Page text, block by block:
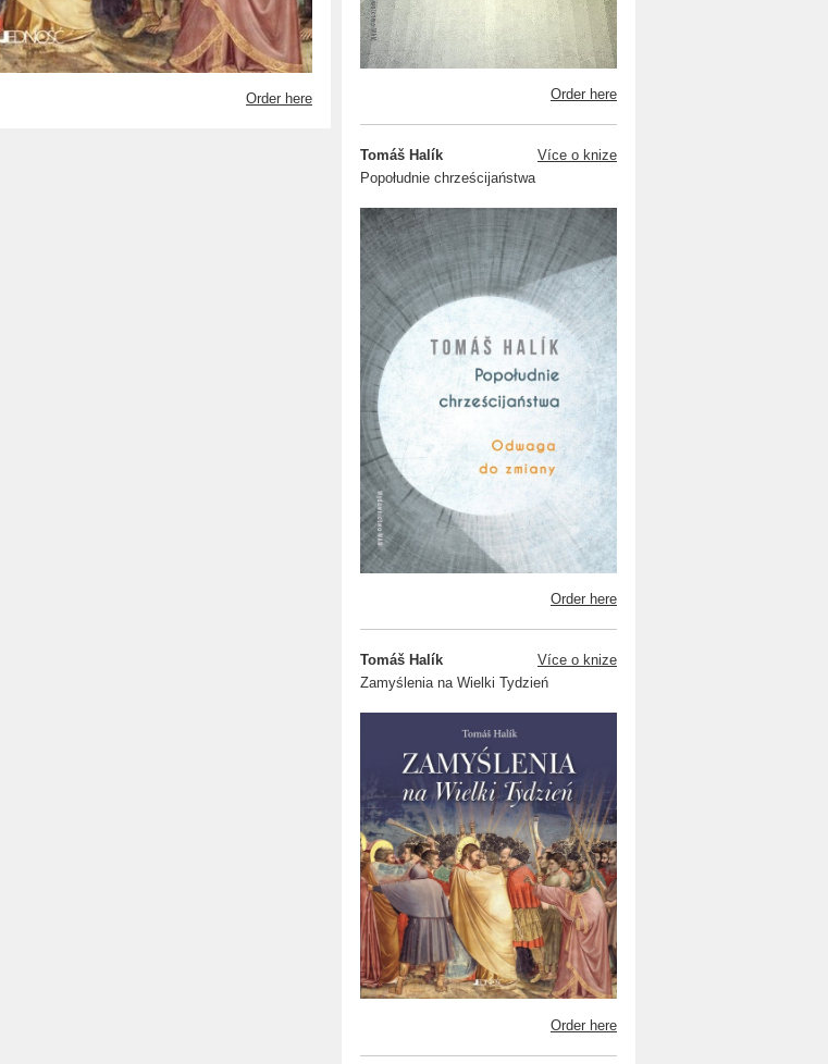
Order here Order here
Tomáš Halík
Více o knize
Popołudnie chrześcijaństwa
Order here
Tomáš Halík
Více o knize
Zamyślenia na Wielki Tydzień
Order here